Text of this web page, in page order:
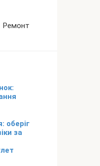
Ремонт
оберіг
за